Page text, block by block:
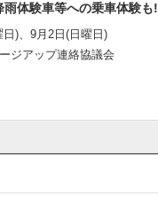
体験車等への乗車体験も!
日)、9月2日(日曜日)
ジアップ連絡協議会